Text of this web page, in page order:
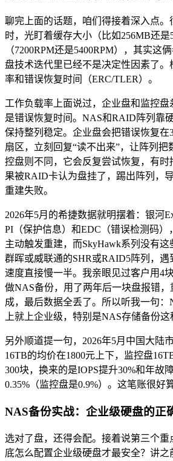
聊完上面的话题，咱们得接着深入点
时，光盯着缓存大小（比如256MB还
（7200RPM还是5400RPM），其实这
盘技术迭代里已经不是决定性因素了
率和错误恢复时间（ERC/TLER）。
工作负载率上面说过，企业盘和监控
是错误恢复时间。NAS和RAID阵列靠
保持整列稳定。企业盘会把错误恢复在
扇区，立刻回复“读不出来”，让阵列
控盘则不同，它会反复尝试恢复，有时
果被RAID卡认为盘挂了，踢出阵列，
重建失败。
2026年5月的希捷数据就明摆着：银河
PI（保护信息）和EDC（错误检测码
主动触发重建，而SkyHawk系列没有
群晖或威联通的SHR或RAID5阵列，
速度直接慢一半。我亲眼见过客户用4
做NAS备份，用了两年后一块盘报错
成，最后数据全丢了。所以听我一句
上就上企业级，特别是NAS存储备份这
另外顺道提一句，2026年5月中国大陆
16TB的均价在1800元上下，监控盘
300块，换来的是IOPS提升30%和年故
0.35%（监控盘是0.9%）。这笔账很好算
NAS备份实战：企业级硬盘的正
选对了盘，还得会配。接着说第三个重
底怎么配置企业级硬盘才最安全？讲